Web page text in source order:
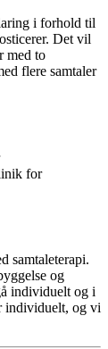
i forhold til
Det vil
med to
flere samtaler
for
samtaleterapi.
og
individuelt og i
individuelt, og vi